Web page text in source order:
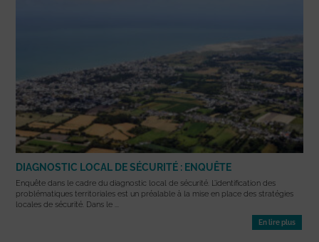
DIAGNOSTIC LOCAL DE SÉCURITÉ : ENQUÊTE
Enquête dans le cadre du diagnostic local de sécurité. L’identification des
problématiques territoriales est un préalable à la mise en place des stratégies
locales de sécurité. Dans le ...
En lire plus